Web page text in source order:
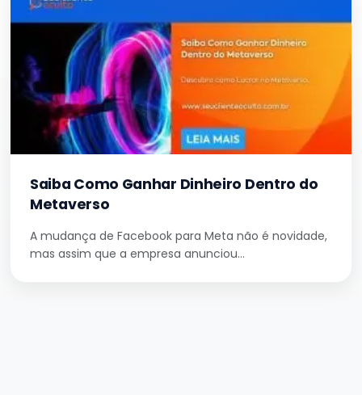
Saiba Como Ganhar Dinheiro Dentro do
Metaverso
A mudança de Facebook para Meta não é novidade,
mas assim que a empresa anunciou…